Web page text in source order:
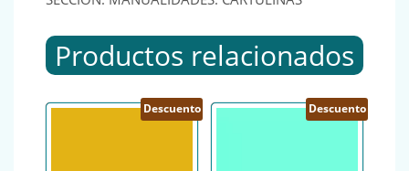
Productos relacionados
Descuento Descuento